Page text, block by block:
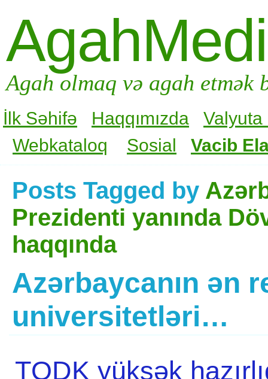
Agah olmaq və agah
İlk Səhifə Haqqımızda
Valyuta
Webkataloq
Sosial Vacib
Posts Tagged by
Prezidenti yanında
haqqında
Azərbaycanın ən
universitetləri…
TQDK yüksək